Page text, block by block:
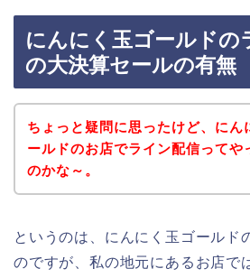
にんにく玉ゴールドの
の大決算セールの有無
ちょっと疑問に思ったけど、にん
ールドのお店でライン配信ってや
のかな～。
というのは、にんにく玉ゴールド
のですが、私の地元にあるお店で